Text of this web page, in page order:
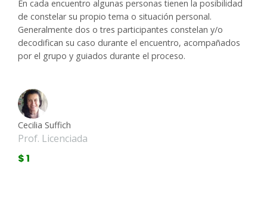
En cada encuentro algunas personas tienen la posibilidad
de constelar su propio tema o situación personal.
Generalmente dos o tres participantes constelan y/o
decodifican su caso durante el encuentro, acompañados
por el grupo y guiados durante el proceso.
Cecilia Suffich
Prof. Licenciada
$ 1